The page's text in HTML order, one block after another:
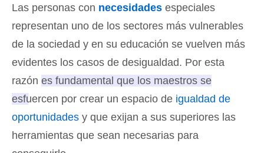
Las personas con necesidades especiales
representan uno de los sectores más vulnerables
de la sociedad y en su educación se vuelven más
evidentes los casos de desigualdad. Por esta
razón es fundamental que los maestros se
esfuercen por crear un espacio de igualdad de
oportunidades y que exijan a sus superiores las
herramientas que sean necesarias para